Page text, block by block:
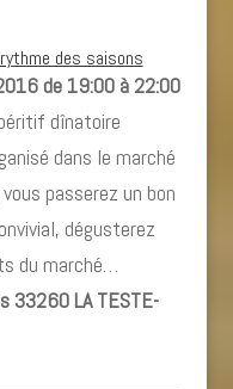
des saisons
de 19:00 à 22:00
dînatoire
dans le marché
passerez un bon
dégusterez
du marché…
33260 LA TESTE-